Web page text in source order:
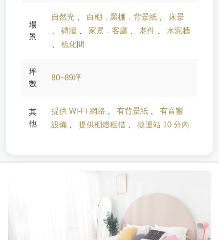
場
景
自然光 白棚．黑棚．背景紙
床景
磚牆 家景．客廳 老件
水泥牆
梳化間
坪
數
80~89坪
其
他
提供 Wi-Fi 網路 有背景紙
有音響
設備
提供棚燈租借 捷運站 10 分內